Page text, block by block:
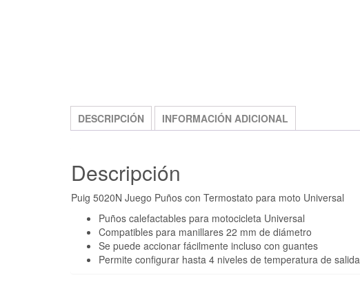
DESCRIPCIÓN INFORMACIÓN ADICIONAL
Descripción
Puig 5020N Juego Puños con Termostato para moto Universal
Puños calefactables para motocicleta Universal
Compatibles para manillares 22 mm de diámetro
Se puede accionar fácilmente incluso con guantes
Permite configurar hasta 4 niveles de temperatura de salida